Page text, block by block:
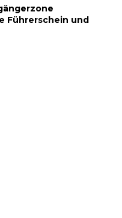
Führerschein und